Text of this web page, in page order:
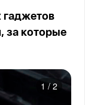
гаджетов
за которые
1 / 2